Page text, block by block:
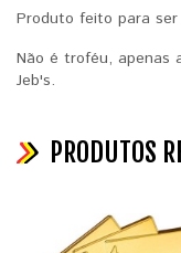
Produto feito para
Não é troféu, apenas
Jeb's.
PRODUTOS